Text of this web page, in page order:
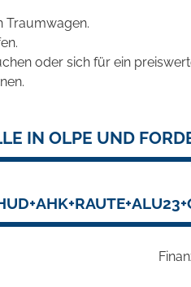
Traumwagen.
oder sich für ein
IN OLPE UND